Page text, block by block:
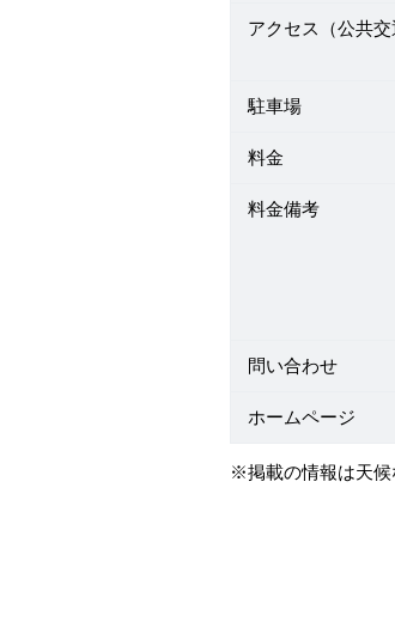
アクセス（公共交
駐車場
料金
料金備考
問い合わせ
ホームページ
※掲載の情報は天候